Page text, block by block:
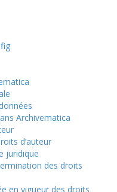
Archivematica
d’auteur
juridique
des droits
en vigueur des droits